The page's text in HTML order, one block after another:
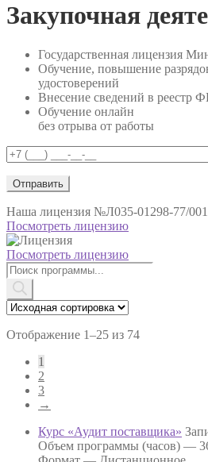
Закупочная
Государственная лицензия
Обучение, повышение
удостоверений
Внесение сведений в
Обучение онлайн
без отрыва от работы
Наша лицензия №Л035-01298-77/
Посмотреть лицензию
Посмотреть лицензию
Поиск
товаров
Отображение 1–25 из 74
1
2
3
→
Курс «Аудит поставщика»
Объем программы (часов) —